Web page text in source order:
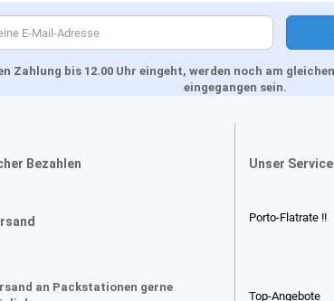
bis 12.00 Uhr eingeht, werden noch am
eingegangen sein.
Bezahlen
an Packstationen gerne
Unser
Porto-Flatrate !!
Top-Angebote